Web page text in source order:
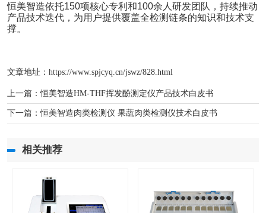
恒美智造依托150项核心专利和100余人研发团队，持续推动
产品技术迭代，为用户提供覆盖全检测链条的知识和技术支
撑。
文章地址： https://www.spjcyq.cn/jswz/828.html
上一篇：恒美智造HM-THF挥发酚测定仪产品技术白皮书
下一篇：恒美智造肉类检测仪 果蔬肉类检测仪技术白皮书
相关推荐